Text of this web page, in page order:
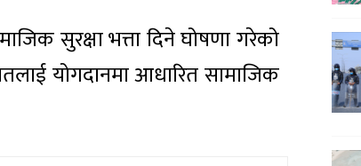
सुरक्षा भत्ता दिने घोषणा गरेको
योगदानमा आधारित सामाजिक